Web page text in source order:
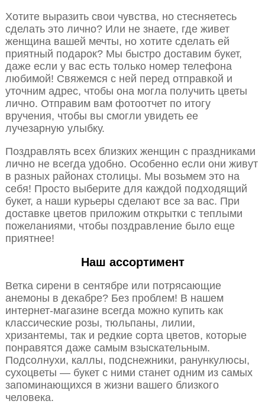
Хотите выразить свои чувства, но стесняетесь
сделать это лично? Или не знаете, где живет
женщина вашей мечты, но хотите сделать ей
приятный подарок? Мы быстро доставим букет,
даже если у вас есть только номер телефона
любимой! Свяжемся с ней перед отправкой и
уточним адрес, чтобы она могла получить цветы
лично. Отправим вам фотоотчет по итогу
вручения, чтобы вы смогли увидеть ее
лучезарную улыбку.
Поздравлять всех близких женщин с праздниками
лично не всегда удобно. Особенно если они живут
в разных районах столицы. Мы возьмем это на
себя! Просто выберите для каждой подходящий
букет, а наши курьеры сделают все за вас. При
доставке цветов приложим открытки с теплыми
пожеланиями, чтобы поздравление было еще
приятнее!
Наш ассортимент
Ветка сирени в сентябре или потрясающие
анемоны в декабре? Без проблем! В нашем
интернет-магазине всегда можно купить как
классические розы, тюльпаны, лилии,
хризантемы, так и редкие сорта цветов, которые
понравятся даже самым взыскательным.
Подсолнухи, каллы, подснежники, ранункулюсы,
сухоцветы — букет с ними станет одним из самых
запоминающихся в жизни вашего близкого
человека.